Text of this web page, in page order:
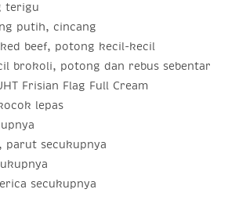
terigu
putih, cincang
beef, potong kecil-kecil
brokoli, potong dan rebus sebentar
Frisian Flag Full Cream
lepas
parut secukupnya
secukupnya